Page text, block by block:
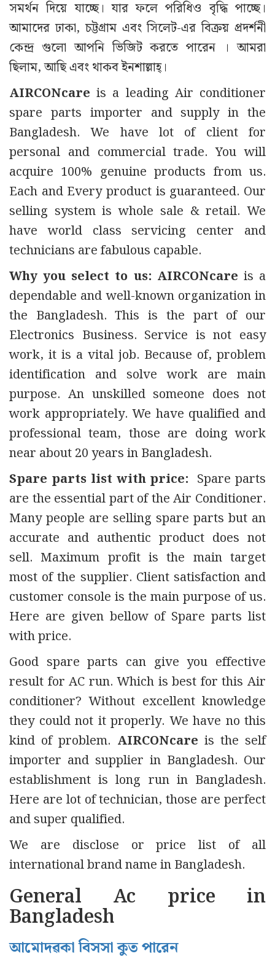
সমর্থন দিয়ে যাচ্ছে। যার ফলে পরিধিও বৃদ্ধি পাচ্ছে।
আমাদের ঢাকা, চট্টগ্রাম এবং সিলেট-এর বিক্রয় প্রদর্শনী
কেন্দ্র গুলো আপনি ভিজিট করতে পারেন । আমরা
ছিলাম, আছি এবং থাকব ইনশাল্লাহ্।
AIRCONcare is a leading Air conditioner
spare parts importer and supply in the
Bangladesh. We have lot of client for
personal and commercial trade. You will
acquire 100% genuine products from us.
Each and Every product is guaranteed. Our
selling system is whole sale & retail. We
have world class servicing center and
technicians are fabulous capable.
Why you select to us: AIRCONcare is a
dependable and well-known organization in
the Bangladesh. This is the part of our
Electronics Business. Service is not easy
work, it is a vital job. Because of, problem
identification and solve work are main
purpose. An unskilled someone does not
work appropriately. We have qualified and
professional team, those are doing work
near about 20 years in Bangladesh.
Spare parts list with price: Spare parts
are the essential part of the Air Conditioner.
Many people are selling spare parts but an
accurate and authentic product does not
sell. Maximum profit is the main target
most of the supplier. Client satisfaction and
customer console is the main purpose of us.
Here are given bellow of Spare parts list
with price.
Good spare parts can give you effective
result for AC run. Which is best for this Air
conditioner? Without excellent knowledge
they could not it properly. We have no this
kind of problem. AIRCONcare is the self
importer and supplier in Bangladesh. Our
establishment is long run in Bangladesh.
Here are lot of technician, those are perfect
and super qualified.
We are disclose or price list of all
international brand name in Bangladesh.
General Ac price in
Bangladesh
আমােদৱকা বিসসা কুত পারেন